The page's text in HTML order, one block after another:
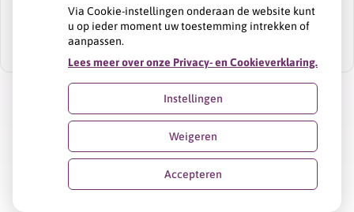
zien.
Cookie-instellingen wijzigen
Cookie-instellingen
Via Cookie-instellingen onderaan de website kunt
u op ieder moment uw toestemming intrekken of
aanpassen.
Lees meer over onze Privacy- en Cookieverklaring.
Instellingen
Weigeren
Accepteren